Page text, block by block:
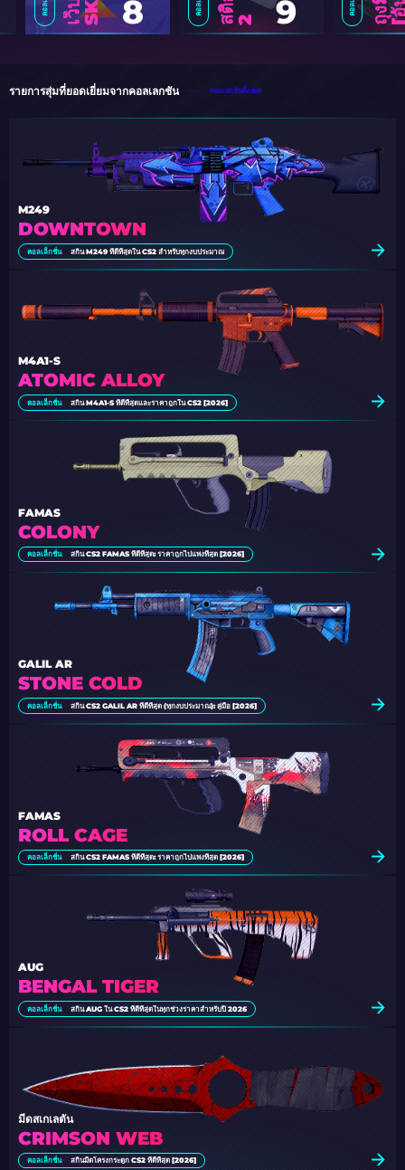
ส
2 9
8
รายการสุ่มที่ยอดเยี่ยมจากคอลเลกชัน คอลเลกชันทั้งหมด
DOWNTOWN
M249
คอลเล็กชั่น สกิน M249 ที่ดีที่สุดใน CS2 สำหรับทุกงบประมาณ
ATOMIC ALLOY
M4A1-S
คอลเล็กชั่น สกิน M4A1-S ที่ดีที่สุดและราคาถูกใน CS2 [2026]
COLONY
FAMAS
คอลเล็กชั่น สกิน CS2 FAMAS ที่ดีที่สุด: ราคาถูกไปแพงที่สุด [2026]
STONE COLD
GALIL AR
คอลเล็กชั่น สกิน CS2 GALIL AR ที่ดีที่สุด (ทุกงบประมาณ): คู่มือ [2026]
ROLL CAGE
FAMAS
คอลเล็กชั่น สกิน CS2 FAMAS ที่ดีที่สุด: ราคาถูกไปแพงที่สุด [2026]
BENGAL TIGER
AUG
คอลเล็กชั่น สกิน AUG ใน CS2 ที่ดีที่สุดในทุกช่วงราคาสําหรับปี 2026
CRIMSON WEB
มีดสเกเลตัน
คอลเล็กชั่น สกินมีดโครงกระดูก CS2 ที่ดีที่สุด [2026]